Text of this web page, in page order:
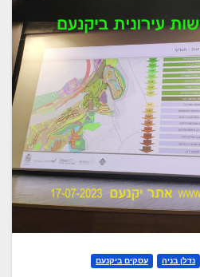
נדלן בניה עסקים ביקנעם